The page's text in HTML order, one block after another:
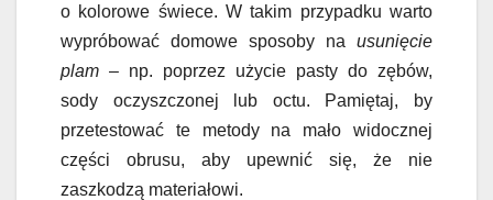
o kolorowe świece. W takim przypadku warto
wypróbować domowe sposoby na usunięcie
plam – np. poprzez użycie pasty do zębów,
sody oczyszczonej lub octu. Pamiętaj, by
przetestować te metody na mało widocznej
części obrusu, aby upewnić się, że nie
zaszkodzą materiałowi.